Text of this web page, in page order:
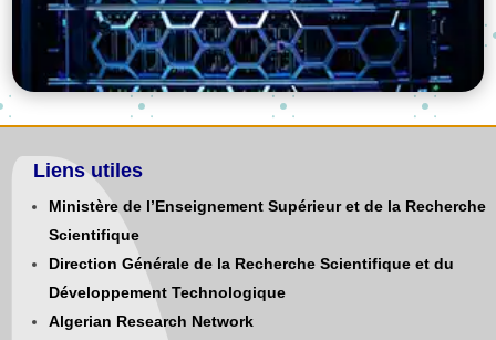
Liens utiles
Ministère de l’Enseignement Supérieur et de la Recherche
Scientifique
Direction Générale de la Recherche Scientifique et du
Développement Technologique
Algerian Research Network